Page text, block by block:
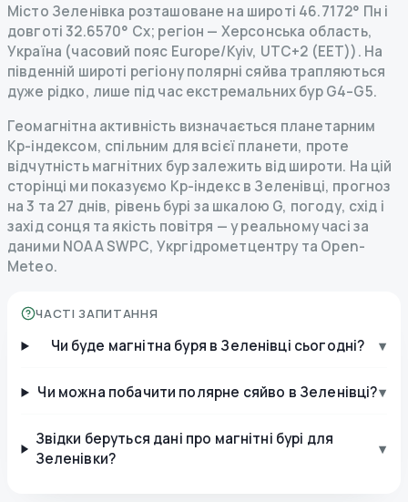
Місто Зеленівка розташоване на широті 46.7172° Пн і
довготі 32.6570° Сх; регіон — Херсонська область,
Україна (часовий пояс Europe/Kyiv, UTC+2 (EET)). На
південній широті регіону полярні сяйва трапляються
дуже рідко, лише під час екстремальних бур G4–G5.
Геомагнітна активність визначається планетарним
Kp-індексом, спільним для всієї планети, проте
відчутність магнітних бур залежить від широти. На цій
сторінці ми показуємо Kp-індекс в Зеленівці, прогноз
на 3 та 27 днів, рівень бурі за шкалою G, погоду, схід і
захід сонця та якість повітря — у реальному часі за
даними NOAA SWPC, Укргідрометцентру та Open-
Meteo.
ЧАСТІ ЗАПИТАННЯ
Чи буде магнітна буря в Зеленівці сьогодні? ▾
Чи можна побачити полярне сяйво в Зеленівці?▾
Звідки беруться дані про магнітні бурі для
Зеленівки?
▾